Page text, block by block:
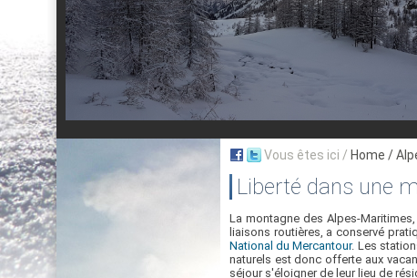
Aujourd'hui : T° Min :°CT° Max :
Suivez en direct l'actualité des
Vous êtes ici / Home /
Liberté dans une
La montagne des Alpes-
liaisons routières, a conservé
National du Mercantour. Les
naturels est donc offerte aux
séjour s'éloigner de leur lieu de